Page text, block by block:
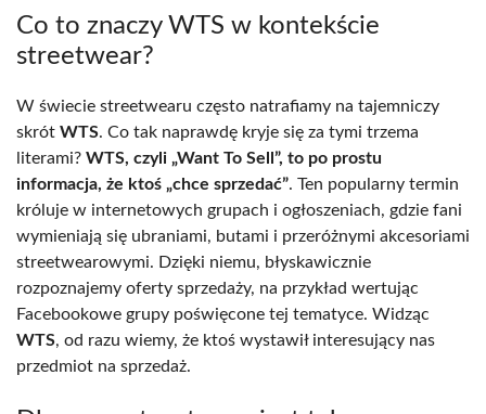
Co to znaczy WTS w kontekście
streetwear?
W świecie streetwearu często natrafiamy na tajemniczy
skrót WTS. Co tak naprawdę kryje się za tymi trzema
literami? WTS, czyli „Want To Sell”, to po prostu
informacja, że ktoś „chce sprzedać”. Ten popularny termin
króluje w internetowych grupach i ogłoszeniach, gdzie fani
wymieniają się ubraniami, butami i przeróżnymi akcesoriami
streetwearowymi. Dzięki niemu, błyskawicznie
rozpoznajemy oferty sprzedaży, na przykład wertując
Facebookowe grupy poświęcone tej tematyce. Widząc
WTS, od razu wiemy, że ktoś wystawił interesujący nas
przedmiot na sprzedaż.